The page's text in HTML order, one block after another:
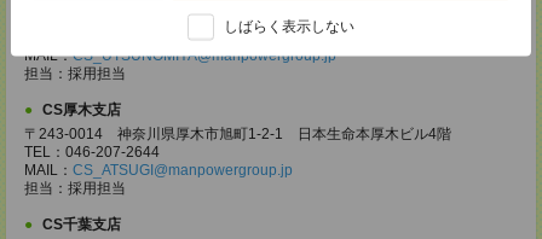
しばらく表示しない
〒321-0953 栃木県宇都宮市東宿郷3-2-18 高知穂ビル2Ｆ
MAIL：CS_UTSUNOMIYA@manpowergroup.jp
担当：採用担当
CS厚木支店
〒243-0014 神奈川県厚木市旭町1-2-1 日本生命本厚木ビル4階
TEL：046-207-2644
MAIL： CS_ATSUGI@manpowergroup.jp
担当：採用担当
CS千葉支店